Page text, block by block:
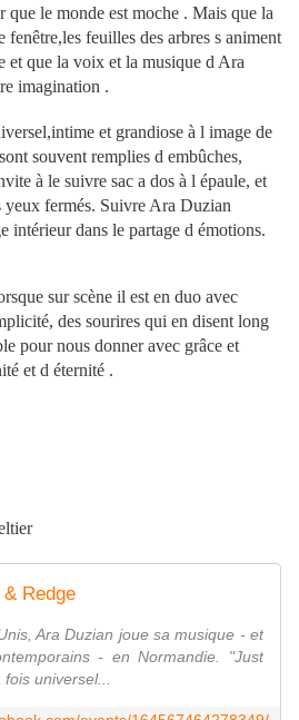
que le monde est moche . Mais que la
fenêtre,les feuilles des arbres s animent
et que la voix et la musique d Ara
imagination .
et grandiose à l image de
souvent remplies d embûches,
à le suivre sac a dos à l épaule, et
yeux fermés. Suivre Ara Duzian
intérieur dans le partage d émotions.
sur scène il est en duo avec
des sourires qui en disent long
pour nous donner avec grâce et
et d éternité .
Redge
Ara Duzian joue sa musique - et
- en Normandie. "Just
universel...